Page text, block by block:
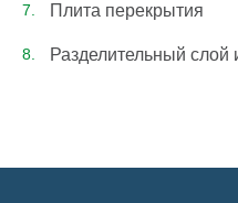
Плита перекрытия
Разделительный слой